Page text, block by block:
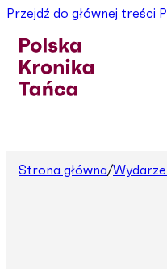
Przejdź do głównej treści
Strona główna/